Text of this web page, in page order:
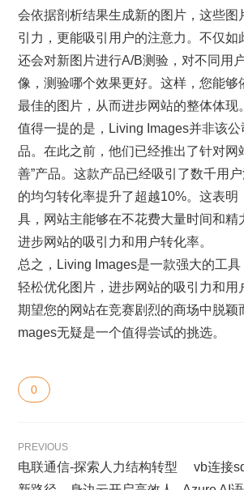
会依据剖析结果生成新的图片，这些图
引力，更能吸引用户的注意力。不仅如
还会对新图片进行A/B测验，对不同用
像，测验哪个效果更好。这样，您能够
最佳的图片，从而进步网站的整体体现。
值得一提的是，Living Images并非该
品。在此之前，他们已经推出了针对网
善”产品。这款产品已经吸引了数千用
的均匀转化率提升了超越10%。这表明
具，网站主能够在不花费大量时间和精
进步网站的吸引力和用户转化率。
总之，Living Images是一款强大的工
轻松优化图片，进步网站的吸引力和用
期望您的网站在竞赛剧烈的商场中脱颖
mages无疑是一个值得尝试的挑选。
0
PREVIOUS
电联通信-探索人力结构转型
vb连接